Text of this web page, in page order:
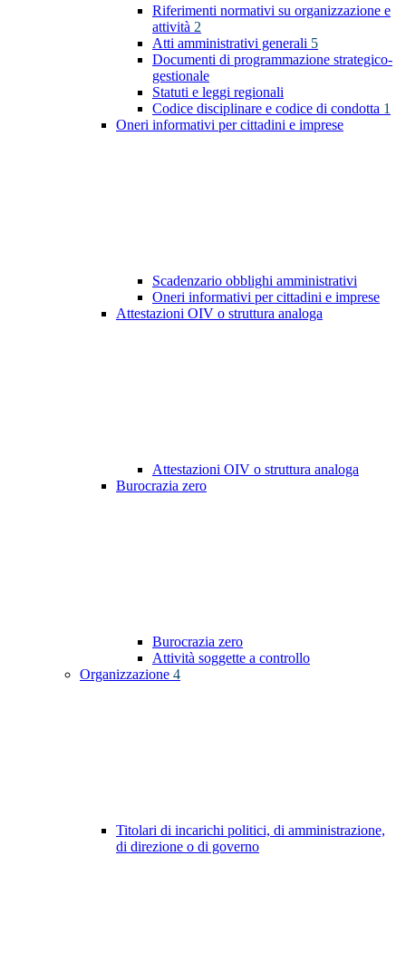
Riferimenti normativi su organizzazione e
attività 2
Atti amministrativi generali 5
Documenti di programmazione strategico-
gestionale
Statuti e leggi regionali
Codice disciplinare e codice di condotta 1
Oneri informativi per cittadini e imprese
Scadenzario obblighi amministrativi
Oneri informativi per cittadini e imprese
Attestazioni OIV o struttura analoga
Attestazioni OIV o struttura analoga
Burocrazia zero
Burocrazia zero
Attività soggette a controllo
Organizzazione 4
Titolari di incarichi politici, di amministrazione,
di direzione o di governo